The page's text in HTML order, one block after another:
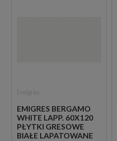
EMIGRES BERGAMO
WHITE LAPP. 60X120
PŁYTKI GRESOWE
BIAŁE LAPATOWANE